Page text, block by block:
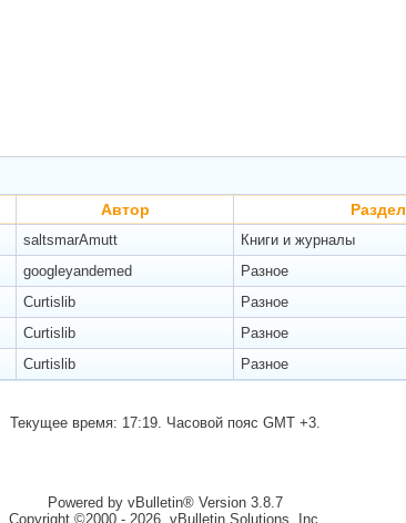
Автор Раздел
saltsmarAmutt Книги и журналы
googleyandemed Разное
Curtislib Разное
Curtislib Разное
Curtislib Разное
Текущее время: 17:19. Часовой пояс GMT +3.
Powered by vBulletin® Version 3.8.7
Copyright ©2000 - 2026, vBulletin Solutions, Inc.